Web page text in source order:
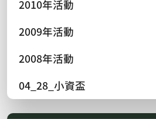
2010年活動
2009年活動
2008年活動
04_28_小資盃